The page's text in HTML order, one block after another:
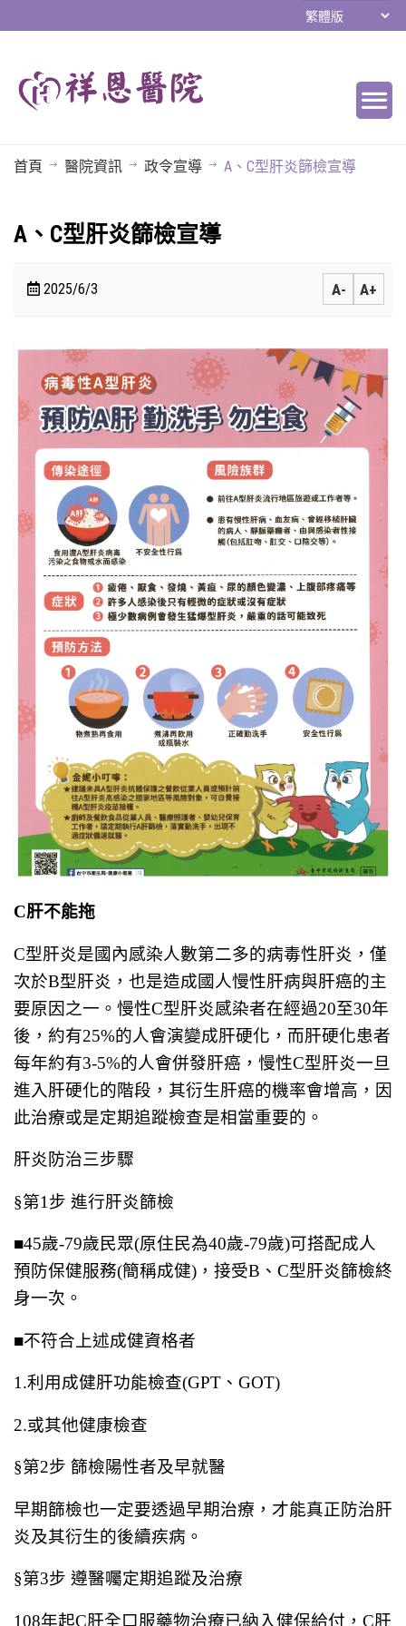
首頁 醫院資訊 政令宣導 A、C型肝炎篩檢宣導
A、C型肝炎篩檢宣導
2025/6/3 A- A+
C肝不能拖
C型肝炎是國內感染人數第二多的病毒性肝炎，僅
次於B型肝炎，也是造成國人慢性肝病與肝癌的主
要原因之一。慢性C型肝炎感染者在經過20至30年
後，約有25%的人會演變成肝硬化，而肝硬化患者
每年約有3-5%的人會併發肝癌，慢性C型肝炎一旦
進入肝硬化的階段，其衍生肝癌的機率會增高，因
此治療或是定期追蹤檢查是相當重要的。
肝炎防治三步驟
§第1步 進行肝炎篩檢
■45歲-79歲民眾(原住民為40歲-79歲)可搭配成人
預防保健服務(簡稱成健)，接受B、C型肝炎篩檢終
身一次。
■不符合上述成健資格者
1.利用成健肝功能檢查(GPT、GOT)
2.或其他健康檢查
§第2步 篩檢陽性者及早就醫
早期篩檢也一定要透過早期治療，才能真正防治肝
炎及其衍生的後續疾病。
§第3步 遵醫囑定期追蹤及治療
108年起C肝全口服藥物治療已納入健保給付，C肝